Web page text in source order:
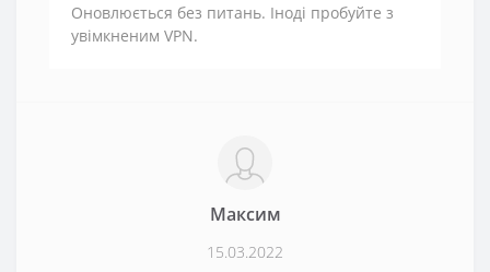
Оновлюється без питань. Іноді пробуйте з
увімкненим VPN.
Максим
15.03.2022